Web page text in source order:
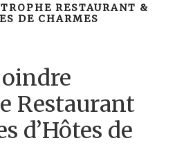
RESTAURANT &
DE CHARMES
Restaurant
d’Hôtes de